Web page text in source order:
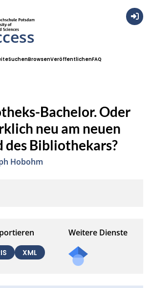
SuchenBrowsenVeröffentlichenFAQ
Bachelor. Oder
neu am neuen
des Bibliothekars?
Hobohm
XML
Weitere Dienste